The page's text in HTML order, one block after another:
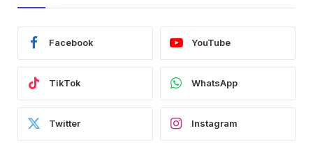
Facebook YouTube
TikTok WhatsApp
Twitter Instagram